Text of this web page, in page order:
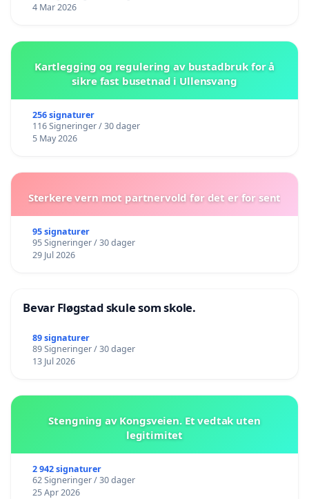
4 Mar 2026
Kartlegging og regulering av bustadbruk for å
sikre fast busetnad i Ullensvang
256 signaturer
116 Signeringer / 30 dager
5 May 2026
Sterkere vern mot partnervold før det er for sent
95 signaturer
95 Signeringer / 30 dager
29 Jul 2026
Bevar Fløgstad skule som skole.
89 signaturer
89 Signeringer / 30 dager
13 Jul 2026
Stengning av Kongsveien. Et vedtak uten
legitimitet
2 942 signaturer
62 Signeringer / 30 dager
25 Apr 2026